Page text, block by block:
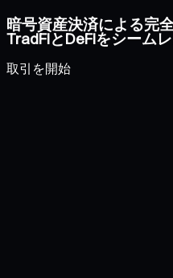
暗号資産決済による完
TradFiとDeFiをシームレ
取引を開始